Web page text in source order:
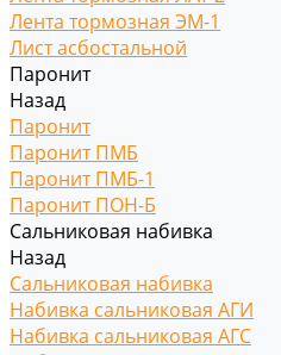
Лента тормозная ЭМ-1
Лист асбостальной
Паронит
Назад
Паронит
Паронит ПМБ
Паронит ПМБ-1
Паронит ПОН-Б
Сальниковая набивка
Назад
Сальниковая набивка
Набивка сальниковая АГИ
Набивка сальниковая АГС